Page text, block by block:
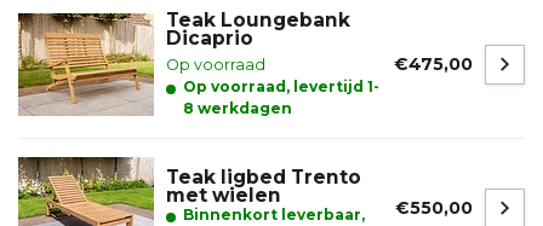
Teak Loungebank
Dicaprio
Op voorraad
Op voorraad, levertijd 1-
8 werkdagen
€475,00
Teak ligbed Trento
met wielen
Binnenkort leverbaar,
€550,00